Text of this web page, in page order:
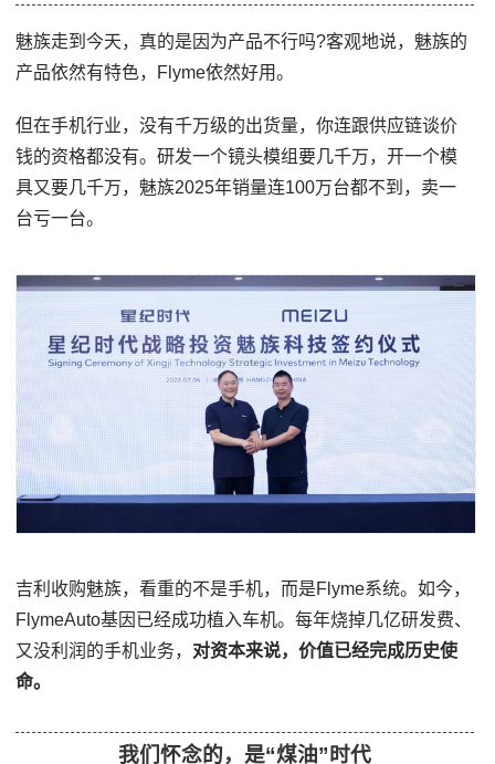
魅族走到今天，真的是因为产品不行吗?客观地说，魅族的
产品依然有特色，Flyme依然好用。
但在手机行业，没有千万级的出货量，你连跟供应链谈价
钱的资格都没有。研发一个镜头模组要几千万，开一个模
具又要几千万，魅族2025年销量连100万台都不到，卖一
台亏一台。
吉利收购魅族，看重的不是手机，而是Flyme系统。如今，
FlymeAuto基因已经成功植入车机。每年烧掉几亿研发费、
又没利润的手机业务， 对资本来说，价值已经完成历史使
命。
我们怀念的，是“煤油”时代